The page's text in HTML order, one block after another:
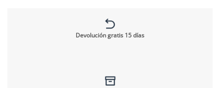
Devolución gratis 15 días